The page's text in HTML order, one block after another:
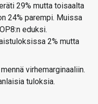
29% mutta toisaalta
24% parempi. Muissa
eduksi.
2% mutta
virhemarginaaliin.
tuloksia.